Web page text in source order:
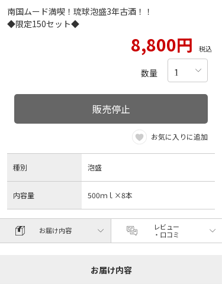
南国ムード満喫！琉球泡盛3年古酒！！
◆限定150セット◆
8,800円 税込
数量
販売停止
お気に入りに追加
種別 泡盛
内容量 500ｍｌ×8本
お届け内容
レビュー
・口コミ
お届け内容